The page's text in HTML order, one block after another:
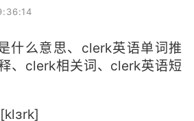
什么意思、clerk英语单词推
、clerk相关词、clerk英语短